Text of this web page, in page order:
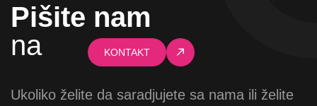
Pišite nam
na
KONTAKT
Ukoliko želite da saradjujete sa nama ili želite